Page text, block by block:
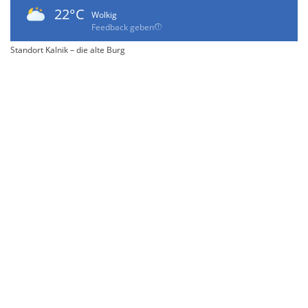
22°C
Wolkig
Feedback geben
Standort Kalnik – die alte Burg